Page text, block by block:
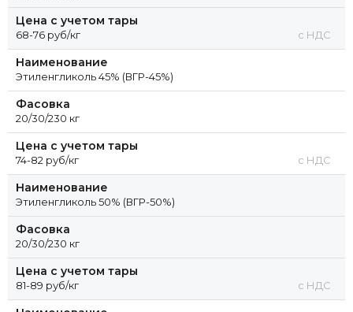
Цена с учетом тары
68-76 руб/кг с НДС
Наименование
Этиленгликоль 45% (ВГР-45%)
Фасовка
20/30/230 кг
Цена с учетом тары
74-82 руб/кг с НДС
Наименование
Этиленгликоль 50% (ВГР-50%)
Фасовка
20/30/230 кг
Цена с учетом тары
81-89 руб/кг с НДС